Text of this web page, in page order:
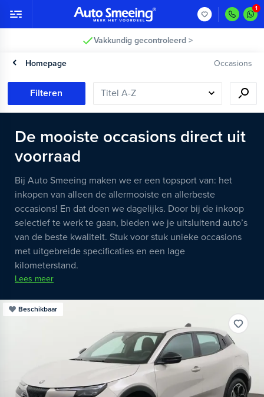
Vakkundig gecontroleerd >
Homepage Occasions
Filteren
De mooiste occasions direct uit
voorraad
Bij Auto Smeeing maken we er een topsport van: het
inkopen van alleen de allermooiste en allerbeste
occasions! En dat doen we dagelijks. Door bij de inkoop
selectief te werk te gaan, bieden we je uitsluitend auto’s
van de beste kwaliteit. Stuk voor stuk unieke occasions
met uitgebreide specificaties en een lage
kilometerstand.
Lees meer
Beschikbaar